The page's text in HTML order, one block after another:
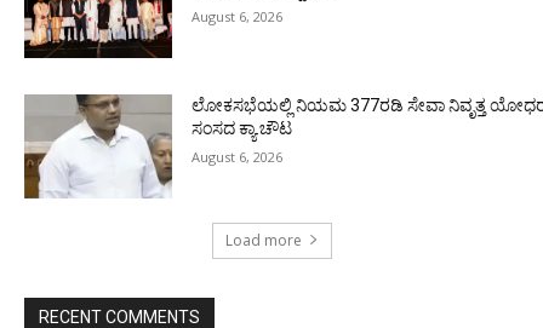
August 6, 2026
ಲೋಕಸಭೆಯಲ್ಲಿ ನಿಯಮ 377ರಡಿ ಸೇವಾ ನಿವೃತ್ತ
ಸಂಸದ ಕ್ಯಾ.ಚೌಟ
August 6, 2026
Load more
RECENT COMMENTS